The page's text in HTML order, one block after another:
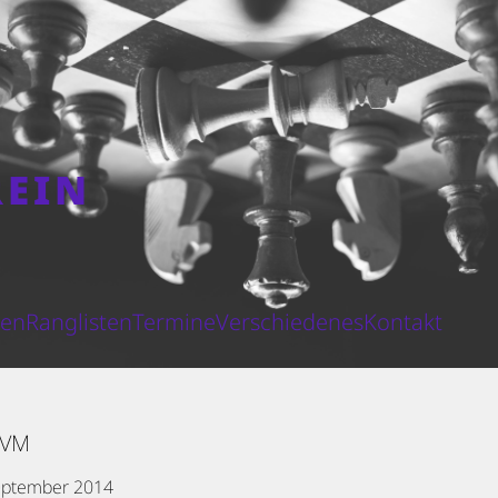
RanglistenTermineVerschiedenesKontakt
2014